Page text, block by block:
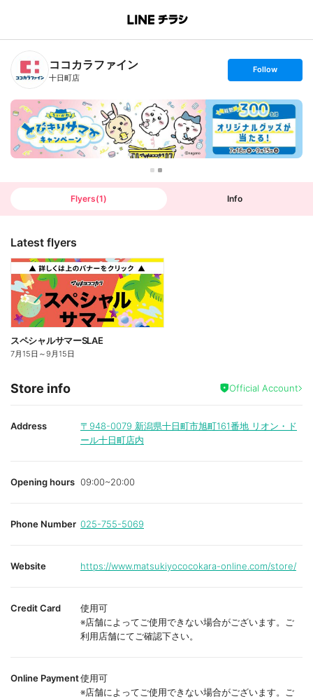
B
n
T
ココカラファイン
十日町店
s
t
o
l
l
o
w
Follow
Flyers(1) Info
Latest flyers
スペシャルサマーSLAE
7月15日 ～9月15日
Store info Official Account
Address 〒948-0079 新潟県十日町市旭町161番地 リオン・ド
ール十日町店内
Opening hours 09:00~20:00
Phone Number 025-755-5069
Website https://www.matsukiyococokara-online.com/store/
Credit Card
使用可
※店舗によってご使用できない場合がございます。ご
利用店舗にてご確認下さい。
Online Payment使用可
※店舗によってご使用できない場合がございます。ご